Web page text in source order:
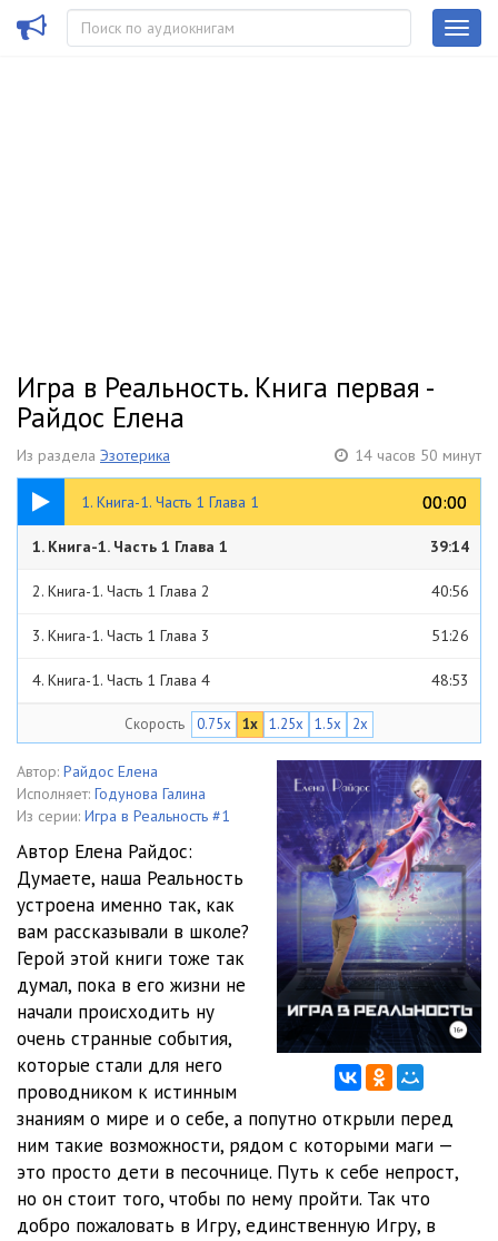
Игра в Реальность. Книга первая -
Райдос Елена
Из раздела Эзотерика 14 часов 50 минут
1. Книга-1. Часть 1 Глава 1 00:00
00:00
39:14
1. Книга-1. Часть 1 Глава 1 39:14
2. Книга-1. Часть 1 Глава 2 40:56
3. Книга-1. Часть 1 Глава 3 51:26
4. Книга-1. Часть 1 Глава 4 48:53
5. Книга1-Часть1-Глава 5--
6. Книга-1. Часть 1 Глава 6 45:47
7. Книга1-Часть1-Глава 7-- 28:42
8. Книга1-Часть1-Глава 8-- 31:23
9. Книга1-Часть1-Глава 9-- 27:15
10. Книга1-Часть1-Глава 10-- 45:34
11. Книга1-Часть1-Глава 11-- 34:57
12. Книга1-Часть1-Глава 12-- 50:27
13. Книга1-Часть1-Глава 13--
14. Книга1-Часть1-Глава 14-- 40:28
15. Книга1-Часть1-Глава 15-- 30:07
16. Книга1-Часть1-Глава 16--
Скорость 0.75x 1x 1.25x 1.5x 2x
Автор: Райдос Елена
Исполняет: Годунова Галина
Из серии: Игра в Реальность #1
Автор Елена Райдос:
Думаете, наша Реальность
устроена именно так, как
вам рассказывали в школе?
Герой этой книги тоже так
думал, пока в его жизни не
начали происходить ну
очень странные события,
которые стали для него
проводником к истинным
знаниям о мире и о себе, а попутно открыли перед
ним такие возможности, рядом с которыми маги —
это просто дети в песочнице. Путь к себе непрост,
но он стоит того, чтобы по нему пройти. Так что
добро пожаловать в Игру, единственную Игру, в